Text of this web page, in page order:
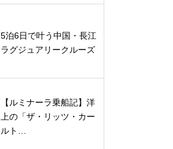
5泊6日で叶う中国・長江
ラグジュアリークルーズ
【ルミナーラ乗船記】洋
上の「ザ・リッツ・カー
ルト…